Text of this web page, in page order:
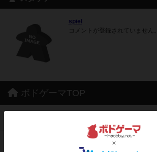
spiel
コメントが登録されていません。
ボドゲーマTOP
ボードゲームの新着レビュー